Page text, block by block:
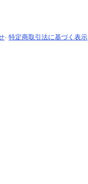
- 特定商取引法に基づく表示